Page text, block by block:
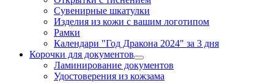
Сувенирные шкатулки
Изделия из кожи с вашим логотипом
Рамки
Календари "Год Дракона 2024" за 3 дня
Корочки для документов
Ламинирование документов
Удостоверения из кожзама